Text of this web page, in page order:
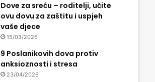
Dove za sreću – roditelji, učite
ovu dovu za zaštitu i uspjeh
vaše djece
15/03/2026
9 Poslanikovih dova protiv
anksioznosti i stresa
23/04/2026